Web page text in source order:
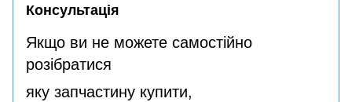
Консультація
Якщо ви не можете самостійно
розібратися
яку запчастину купити,